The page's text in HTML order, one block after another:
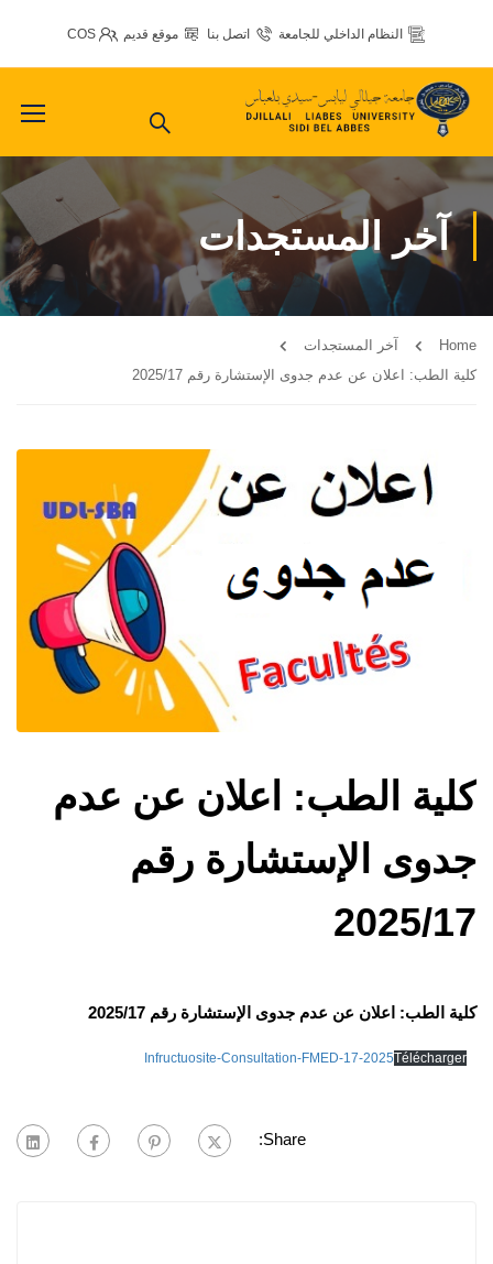
النظام الداخلي للجامعة اتصل بنا موقع قديم COS
آخر المستجدات
Home
آخر المستجدات
كلية الطب: اعلان عن عدم جدوى الإستشارة رقم 2025/17
كلية الطب: اعلان عن عدم
جدوى الإستشارة رقم
2025/17
كلية الطب: اعلان عن عدم جدوى الإستشارة رقم 2025/17
Infructuosite-Consultation-FMED-17-2025Télécharger
Share: